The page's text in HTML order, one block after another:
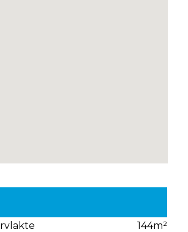
144m²